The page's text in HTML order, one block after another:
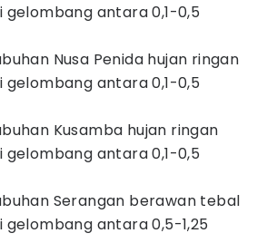
gelombang antara 0,1-0,5
Nusa Penida hujan ringan
gelombang antara 0,1-0,5
Kusamba hujan ringan
gelombang antara 0,1-0,5
Serangan berawan tebal
gelombang antara 0,5-1,25